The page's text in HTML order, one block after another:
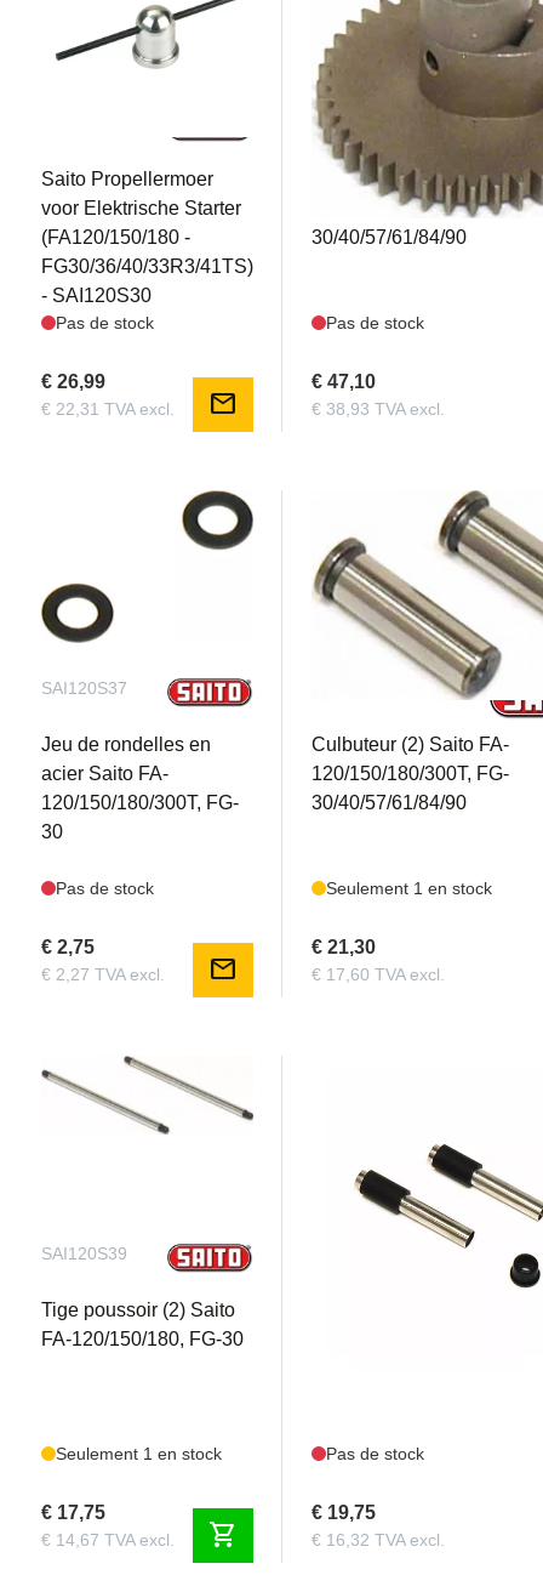
Saito Propellermoer
voor Elektrische Starter
(FA120/150/180 -
FG30/36/40/33R3/41TS)
- SAI120S30
Pas de stock
€ 26,99
€ 22,31 TVA excl. mail
SAI120S35
Engrenage d'arbre à
FA-120/150/180/300T, FG-
30/40/57/61/84/90
Pas de stock
€ 47,10
€ 38,93 TVA excl.
SAI120S37
Jeu de rondelles en
acier Saito FA-
120/150/180/300T, FG-
30
Pas de stock
€ 2,75
€ 2,27 TVA excl. mail
Culbuteur (2) Saito FA-
120/150/180/300T, FG-
30/40/57/61/84/90
Seulement 1 en stock
€ 21,30
€ 17,60 TVA excl.
SAI120S39
Tige poussoir (2) Saito
FA-120/150/180, FG-30
Seulement 1 en stock
€ 17,75
€ 14,67 TVA excl. shopping_cart
Pas de stock
€ 19,75
€ 16,32 TVA excl.